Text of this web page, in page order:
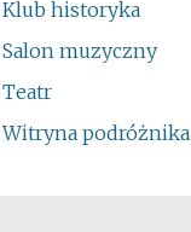
Klub historyka
Salon muzyczny
Teatr
Witryna podróżnika